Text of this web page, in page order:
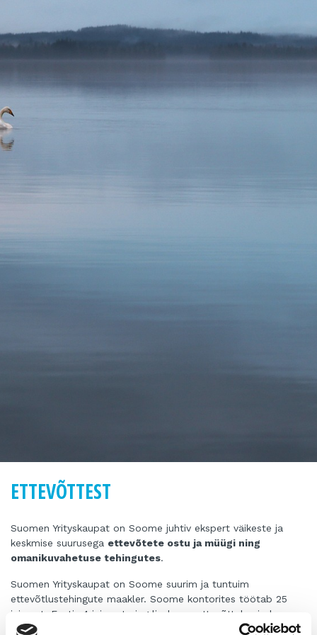
ETTEVÕTTEST
Suomen Yrityskaupat on Soome juhtiv ekspert väikeste ja
keskmise suurusega ettevõtete ostu ja müügi ning
omanikuvahetuse tehingutes.
Suomen Yrityskaupat on Soome suurim ja tuntuim
ettevõtlustehingute maakler. Soome kontorites töötab 25
inimest, Eestis 4 inimest ning lisaks on ettevõttel esindus
Hispaanias. Ettevõte pakub professionaalset nõustamist